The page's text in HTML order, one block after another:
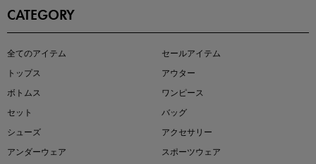
注目の新作が販売開始
CATEGORY
全てのアイテム
セールアイテム
トップス
アウター
ボトムス
ワンピース
セット
バッグ
シューズ
アクセサリー
アンダーウェア
スポーツウェア